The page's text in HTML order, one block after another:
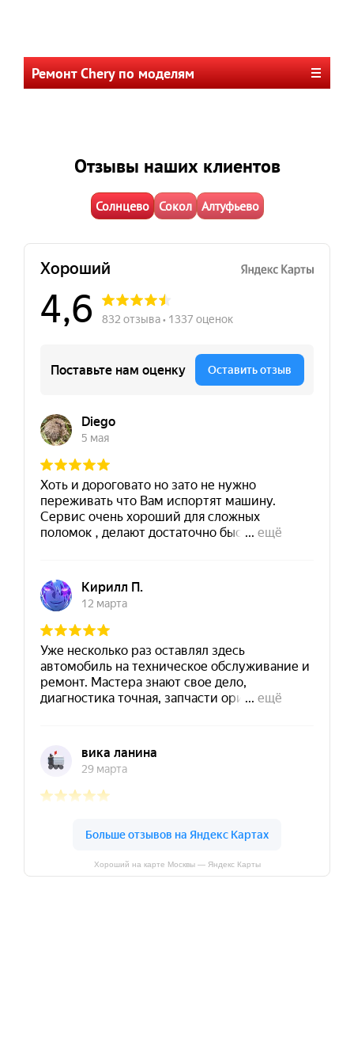
Ремонт Chery по моделям
Отзывы наших клиентов
Солнцево Сокол Алтуфьево
Хороший на карте Москвы — Яндекс Карты